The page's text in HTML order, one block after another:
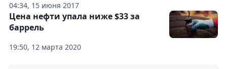
04:34, 15 июня 2017
19:50, 12 марта 2020
Цена нефти упала ниже $33 за
баррель